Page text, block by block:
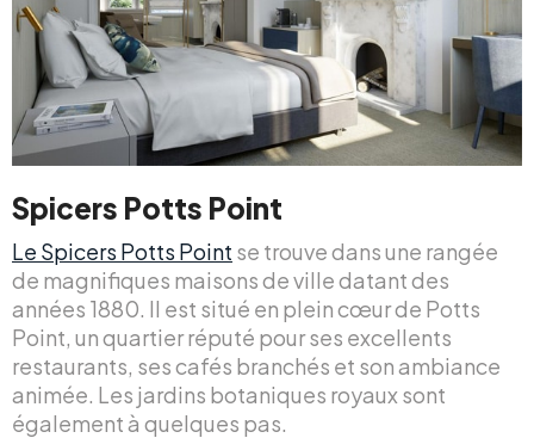
Spicers Potts Point
Le Spicers Potts Point se trouve dans une rangée
de magnifiques maisons de ville datant des
années 1880. Il est situé en plein cœur de Potts
Point, un quartier réputé pour ses excellents
restaurants, ses cafés branchés et son ambiance
animée. Les jardins botaniques royaux sont
également à quelques pas.